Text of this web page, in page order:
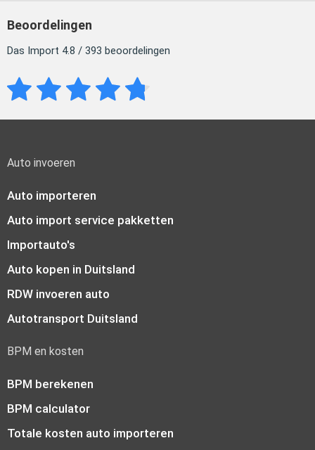
Beoordelingen
Das Import 4.8 / 393 beoordelingen
Auto invoeren
Auto importeren
Auto import service pakketten
Importauto's
Auto kopen in Duitsland
RDW invoeren auto
Autotransport Duitsland
BPM en kosten
BPM berekenen
BPM calculator
Totale kosten auto importeren